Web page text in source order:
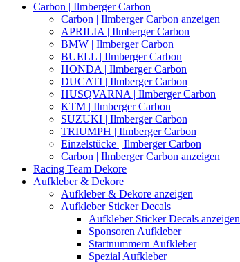
Carbon | Ilmberger Carbon
Carbon | Ilmberger Carbon anzeigen
APRILIA | Ilmberger Carbon
BMW | Ilmberger Carbon
BUELL | Ilmberger Carbon
HONDA | Ilmberger Carbon
DUCATI | Ilmberger Carbon
HUSQVARNA | Ilmberger Carbon
KTM | Ilmberger Carbon
SUZUKI | Ilmberger Carbon
TRIUMPH | Ilmberger Carbon
Einzelstücke | Ilmberger Carbon
Carbon | Ilmberger Carbon anzeigen
Racing Team Dekore
Aufkleber & Dekore
Aufkleber & Dekore anzeigen
Aufkleber Sticker Decals
Aufkleber Sticker Decals anzeigen
Sponsoren Aufkleber
Startnummern Aufkleber
Spezial Aufkleber